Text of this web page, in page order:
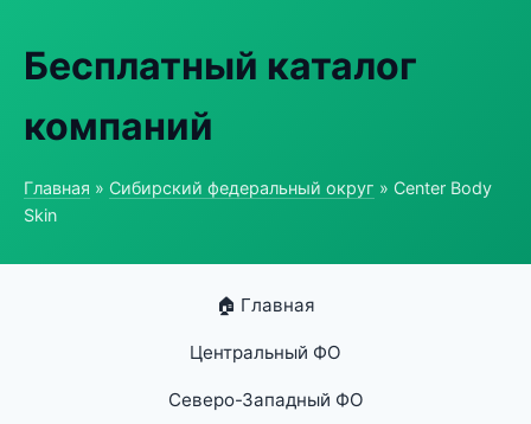
Бесплатный каталог
компаний
Главная » Сибирский федеральный округ » Center Body
Skin
🏠 Главная
Центральный ФО
Северо-Западный ФО